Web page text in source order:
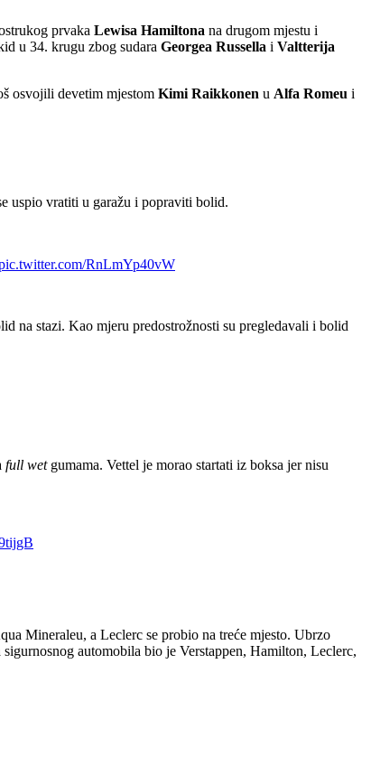
prvaka Lewisa Hamiltona na drugom mjestu i
u 34. krugu zbog sudara Georgea Russella i Valtterija
osvojili devetim mjestom Kimi Raikkonen u Alfa Romeu i
uspio vratiti u garažu i popraviti bolid.
RnLmYp40vW
na stazi. Kao mjeru predostrožnosti su pregledavali i bolid
full wetgumama. Vettel je morao startati iz boksa jer nisu
Mineraleu, a Leclerc se probio na treće mjesto. Ubrzo
automobila bio je Verstappen, Hamilton, Leclerc,